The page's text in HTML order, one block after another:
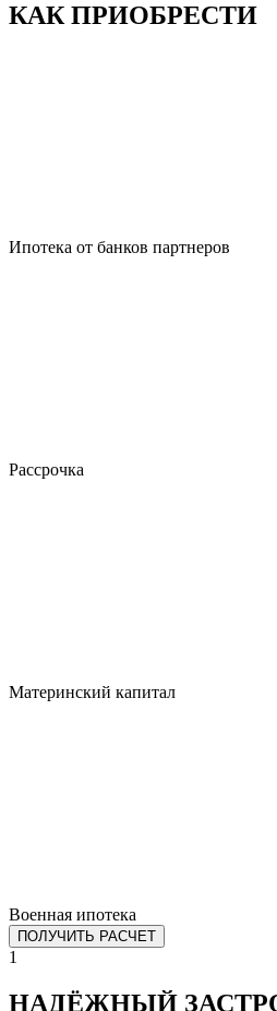
КАК ПРИОБРЕСТИ
Ипотека от банков партнеров
Рассрочка
Материнский капитал
Военная ипотека
ПОЛУЧИТЬ РАСЧЕТ
1
НАДЁЖНЫЙ